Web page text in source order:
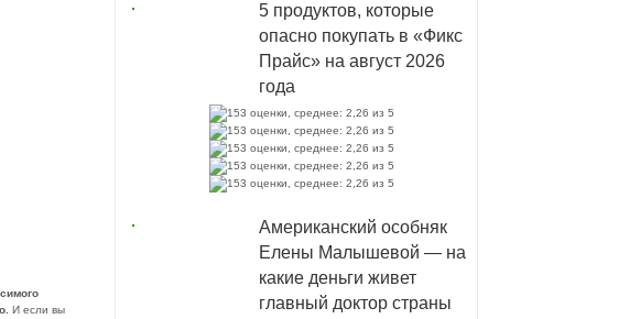
И если вы
5 продуктов, которые
опасно покупать в «Фикс
Прайс» на август 2026
года
Американский особняк
Елены Малышевой — на
какие деньги живет
главный доктор страны